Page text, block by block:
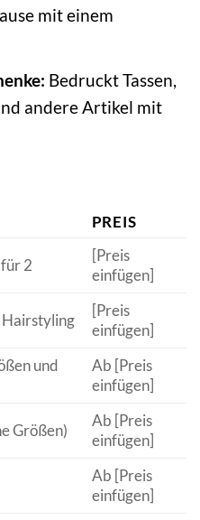
mit einem
Bedruckt Tassen,
andere Artikel mit
PREIS
2
[Preis
einfügen]
Hairstyling
[Preis
einfügen]
und
Ab [Preis
einfügen]
Größen)
Ab [Preis
einfügen]
Ab [Preis
einfügen]